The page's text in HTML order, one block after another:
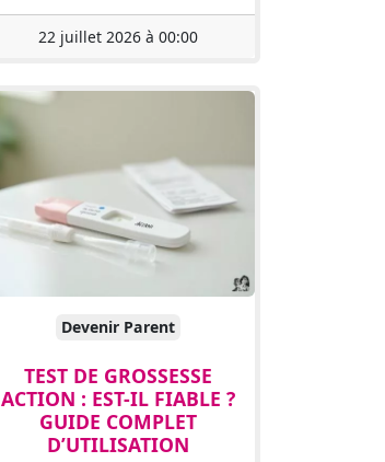
22 juillet 2026 à 00:00
Devenir Parent
TEST DE GROSSESSE
ACTION : EST-IL FIABLE ?
GUIDE COMPLET
D’UTILISATION